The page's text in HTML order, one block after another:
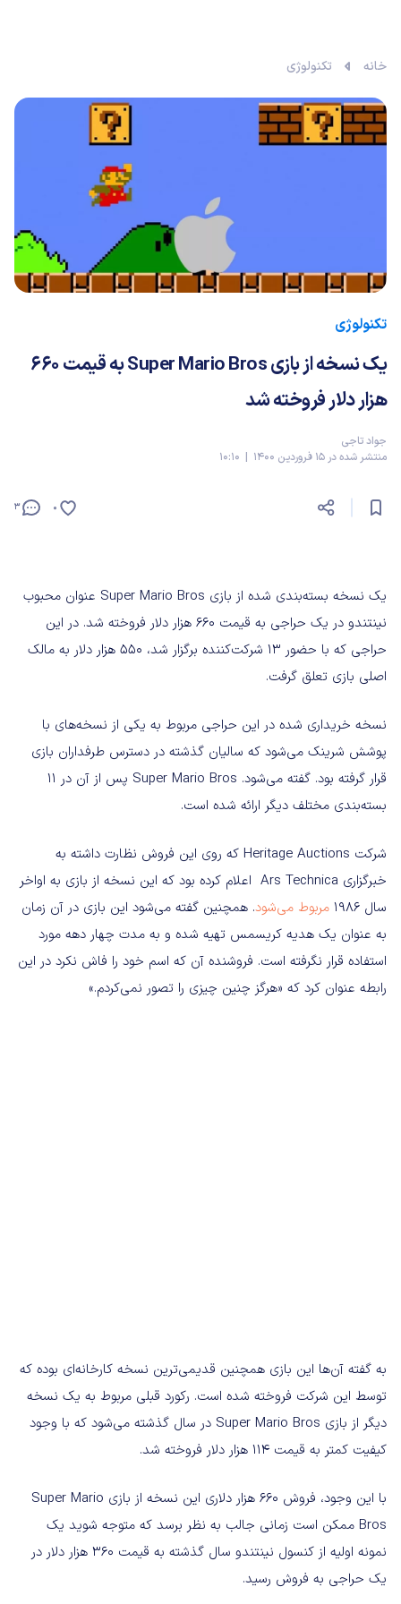
خانه تکنولوژی
تکنولوژی
یک نسخه از بازی Super Mario Bros به قیمت ۶۶۰
هزار دلار فروخته شد
جواد تاجی
منتشر شده در 15 فروردین 1400 | 10:10
3 0
یک نسخه بسته‌بندی شده از بازی Super Mario Bros عنوان محبوب
نینتندو در یک حراجی به قیمت ۶۶۰ هزار دلار فروخته شد. در این
حراجی که با حضور ۱۳ شرکت‌کننده برگزار شد، ۵۵۰ هزار دلار به مالک
اصلی بازی تعلق گرفت.
نسخه خریداری شده در این حراجی مربوط به یکی از نسخه‌های با
پوشش شرینک می‌شود که سالیان گذشته در دسترس طرفداران بازی
قرار گرفته بود. گفته می‌شود. Super Mario Bros پس از آن در ۱۱
بسته‌بندی مختلف دیگر ارائه شده است.
شرکت Heritage Auctions که روی این فروش نظارت داشته به
خبرگزاری Ars Technica اعلام کرده بود که این نسخه از بازی به اواخر
سال ۱۹۸۶
مربوط می‌شود. همچنین گفته می‌شود این بازی در آن زمان
به عنوان یک هدیه کریسمس تهیه شده و به مدت چهار دهه مورد
استفاده قرار نگرفته است. فروشنده آن که اسم خود را فاش نکرد در این
رابطه عنوان کرد که «هرگز چنین چیزی را تصور نمی‌کردم.»
به گفته آن‌ها این بازی همچنین قدیمی‌ترین نسخه کارخانه‌ای بوده که
توسط این شرکت فروخته شده است. رکورد قبلی مربوط به یک نسخه
دیگر از بازی Super Mario Bros در سال گذشته می‌شود که با وجود
کیفیت کمتر به قیمت ۱۱۴ هزار دلار فروخته شد.
با این وجود، فروش ۶۶۰ هزار دلاری این نسخه از بازی Super Mario
Bros ممکن است زمانی جالب به نظر برسد که متوجه شوید یک
نمونه اولیه از کنسول نینتندو سال گذشته به قیمت ۳۶۰ هزار دلار در
یک حراجی به فروش رسید.